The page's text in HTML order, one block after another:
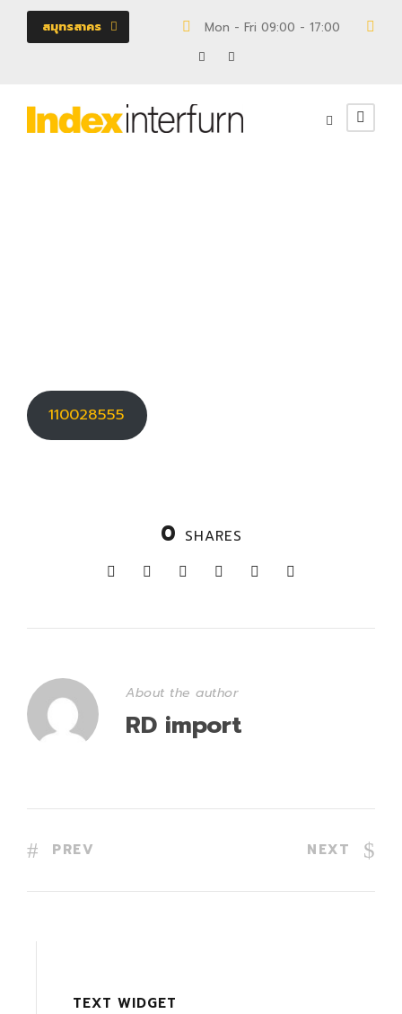
สมุทรสาคร Mon - Fri 09:00 - 17:00
110028555
0 SHARES
About the author
RD import
PREV NEXT
TEXT WIDGET